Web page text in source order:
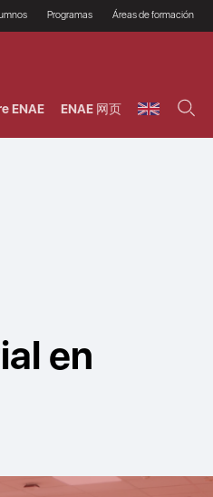
Prácticas en empresas
Programas
Programas Ejecutivos
Áreas de formación
Riesgos
ENAE ENAE 网页
en